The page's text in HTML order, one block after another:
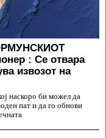
: Се отвара
извозот на
наскоро би можел да
пат и да го обнови